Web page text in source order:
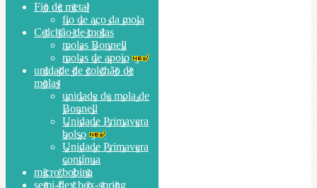
Fio de metal
fio de aço da mola
Colchão de molas
molas Bonnell
molas de apoio
unidade de colchão de
molas
unidade de mola de
Bonnell
Unidade Primavera
bolso
Unidade Primavera
contínua
micro bobina
semi-flex box-spring